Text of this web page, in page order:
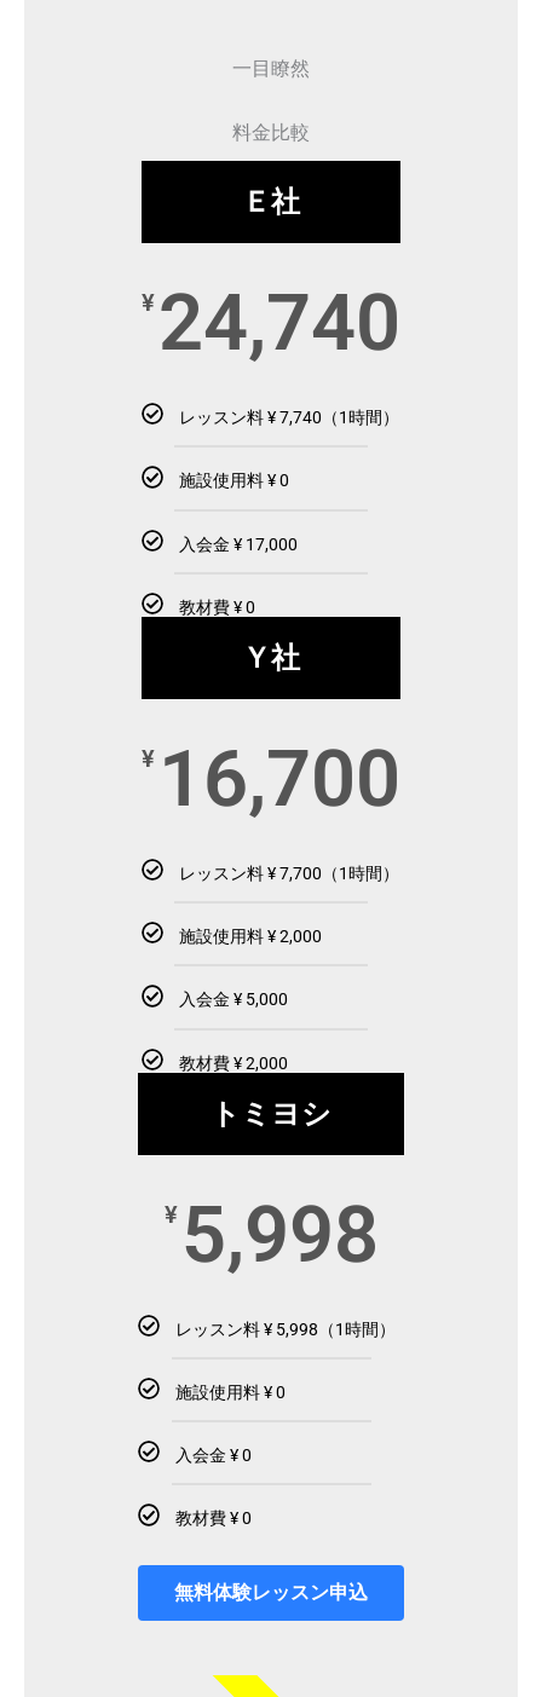
一目瞭然
料金比較
Ｅ社
¥ 24,740
レッスン料 ¥ 7,740（1時間）
施設使用料 ¥ 0
入会金 ¥ 17,000
教材費 ¥ 0
Ｙ社
¥ 16,700
レッスン料 ¥ 7,700（1時間）
施設使用料 ¥ 2,000
入会金 ¥ 5,000
教材費 ¥ 2,000
トミヨシ
¥ 5,998
レッスン料 ¥ 5,998（1時間）
施設使用料 ¥ 0
入会金 ¥ 0
教材費 ¥ 0
無料体験レッスン申込